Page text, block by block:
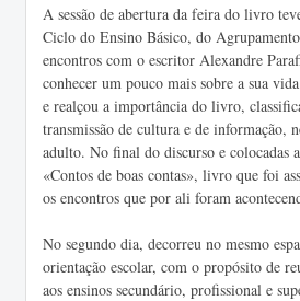
A sessão de abertura da feira do livro
Ciclo do Ensino Básico, do
encontros com o escritor Alexandre
conhecer um pouco mais sobre a sua
e realçou a importância do livro,
transmissão de cultura e de informação,
adulto. No final do discurso e colocadas
«Contos de boas contas», livro que foi
os encontros que por ali foram
No segundo dia, decorreu no mesmo
orientação escolar, com o propósito de
aos ensinos secundário, profissional e